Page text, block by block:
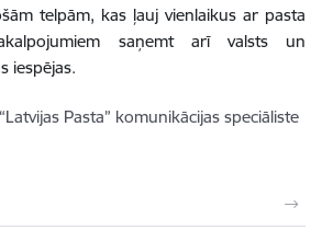
telpām, kas ļauj vienlaikus ar pasta
saņemt arī valsts un
iespējas.
Pasta” komunikācijas speciāliste